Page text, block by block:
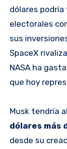
dólares podría
electorales
sus
SpaceX
NASA ha
que hoy
Musk tendría
dólares más
desde su